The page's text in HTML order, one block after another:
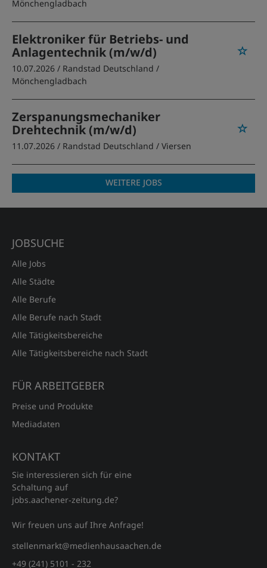
Mönchengladbach
Elektroniker für Betriebs- und
Anlagentechnik (m/w/d)
10.07.2026 / Randstad Deutschland /
Mönchengladbach
Zerspanungsmechaniker
Drehtechnik (m/w/d)
11.07.2026 / Randstad Deutschland / Viersen
WEITERE JOBS
JOBSUCHE
Alle Jobs
Alle Städte
Alle Berufe
Alle Berufe nach Stadt
Alle Tätigkeitsbereiche
Alle Tätigkeitsbereiche nach Stadt
FÜR ARBEITGEBER
Preise und Produkte
Mediadaten
KONTAKT
Sie interessieren sich für eine
Schaltung auf
jobs.aachener‑zeitung.de?
Wir freuen uns auf Ihre Anfrage!
stellenmarkt@medienhausaachen.de
+49 (241) 5101 - 232